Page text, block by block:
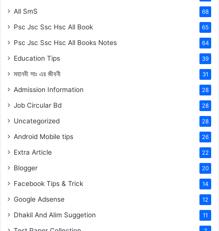
All SmS 68
Psc Jsc Ssc Hsc All Book 65
Psc Jsc Ssc Hsc All Books Notes 64
Education Tips 39
মহানবী সাঃ এর জীবনী 31
Admission Information 28
Job Circular Bd 28
Uncategorized 28
Android Mobile tips 26
Extra Article 22
Blogger 20
Facebook Tips & Trick 14
Google Adsense 12
Dhakil And Alim Suggetion 11